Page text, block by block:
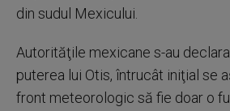
din sudul Mexicului.
Autorităţile mexicane s-au
puterea lui Otis, întrucât iniţial se
front meteorologic să fie doar o